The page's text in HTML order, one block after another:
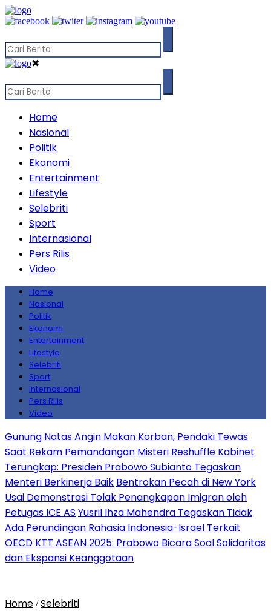
✖
Home
Nasional
Politik
Ekonomi
Entertainment
Lifestyle
Selebriti
Sport
Internasional
Pers Rilis
Video
Home
Nasional
Politik
Ekonomi
Entertainment
Lifestyle
Selebriti
Sport
Internasional
Pers Rilis
Video
Gunung Natas Angin Makan Korban, Pendaki Tewas
Saat Rekam Pemandangan Misteri Reshuffle Kabinet
Terungkap: Presiden Prabowo Subianto Tegaskan
Menteri Berkinerja Baik Bentrokan Pecah di New York
Usai Demonstrasi Tolak Penangkapan Imigran oleh
Petugas ICE AS Yusril Ihza Mahendra Tegaskan Tidak
Ada Perundingan Rahasia Indonesia-Israel Terkait
OECD KTT ASEAN 2025: Prabowo Bicara Soal Solidaritas
dan Ekspansi Keanggotaan
Home /Selebriti